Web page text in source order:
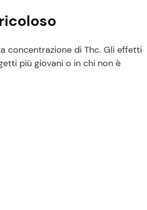
concentrazione di Thc. Gli effetti
più giovani o in chi non è